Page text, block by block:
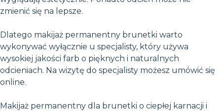
zmienić się na lepsze.
Dlatego makijaż permanentny brunetki warto
wykonywać wyłącznie u specjalisty, który używa
wysokiej jakości farb o pięknych i naturalnych
odcieniach. Na wizytę do specjalisty możesz umówić się
online.
Makijaż permanentny dla brunetki o ciepłej karnacji i